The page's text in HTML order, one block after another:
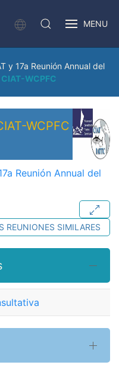
MENU
y 17a Reunión Annual del
WCPFC
WCPFC
Reunión Annual del
REUNIONES SIMILARES